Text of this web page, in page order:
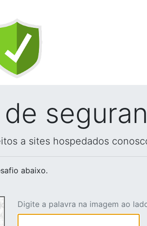
a sites hospedados
abaixo.
Digite a palavra na imagem ao